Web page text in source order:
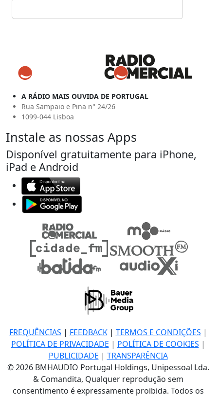
A RÁDIO MAIS OUVIDA DE PORTUGAL
Rua Sampaio e Pina n° 24/26
1099-044 Lisboa
Instale as nossas Apps
Disponível gratuitamente para iPhone,
iPad e Android
FREQUÊNCIAS | FEEDBACK| TERMOS E CONDIÇÕES |
POLÍTICA DE PRIVACIDADE | POLÍTICA DE COOKIES |
PUBLICIDADE | TRANSPARÊNCIA
© 2026 BMHAUDIO Portugal Holdings, Unipessoal Lda.
& Comandita, Qualquer reprodução sem
consentimento é expressamente proibida. Todos os